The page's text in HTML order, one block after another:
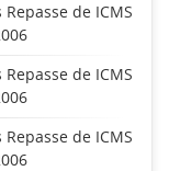
de ICMS
de ICMS
de ICMS